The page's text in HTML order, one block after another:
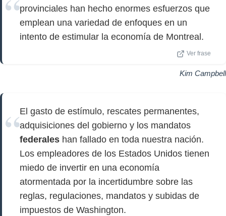
provinciales han hecho enormes esfuerzos que
emplean una variedad de enfoques en un
intento de estimular la economía de Montreal.
Ver frase
Kim Campbell
El gasto de estímulo, rescates permanentes,
adquisiciones del gobierno y los mandatos
federales han fallado en toda nuestra nación.
Los empleadores de los Estados Unidos tienen
miedo de invertir en una economía
atormentada por la incertidumbre sobre las
reglas, regulaciones, mandatos y subidas de
impuestos de Washington.